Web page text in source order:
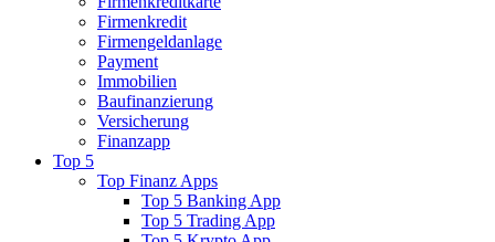
Firmenkredit
Firmengeldanlage
Payment
Immobilien
Baufinanzierung
Versicherung
Finanzapp
Top 5
Top Finanz Apps
Top 5 Banking App
Top 5 Trading App